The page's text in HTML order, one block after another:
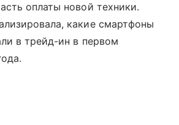
оплаты новой техники.
какие смартфоны
в трейд-ин в первом